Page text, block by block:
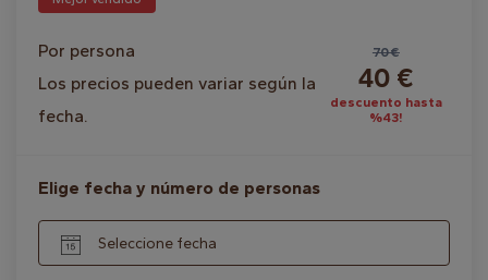
Por persona
Los precios pueden variar según la
fecha.
70 €
40 €
descuento hasta
%43!
Elige fecha y número de personas
Seleccione fecha